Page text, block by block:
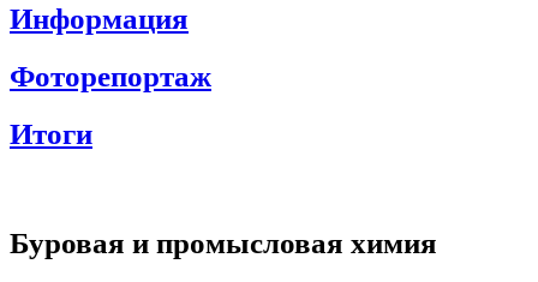
Информация
Фоторепортаж
Итоги
Буровая и промысловая химия